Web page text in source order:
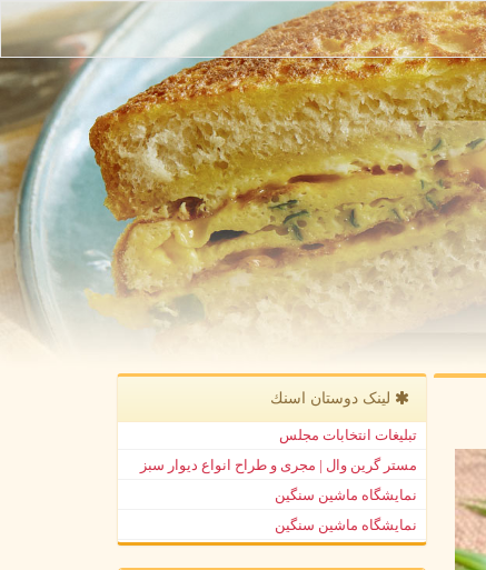
لینک دوستان اسنك
تبلیغات انتخابات مجلس
مستر گرین وال | مجری و طراح انواع دیوار سبز
نمایشگاه ماشین سنگین
نمایشگاه ماشین سنگین